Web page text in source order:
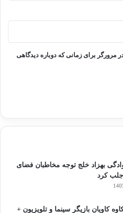
مرورگر برای زمانی که دوباره دیدگاهی
بهزاد خلج توجه مخاطبان فضای
کرد
کاویان بازیگر سینما و تلویزیون +